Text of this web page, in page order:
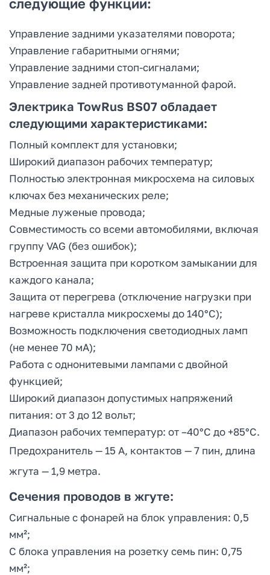
Управление задними указателями поворота;
Управление габаритными огнями;
Управление задними стоп-сигналами;
Управление задней противотуманной фарой.
Электрика TowRus BS07 обладает
следующими характеристиками:
Полный комплект для установки;
Широкий диапазон рабочих температур;
Полностью электронная микросхема на силовых
ключах без механических реле;
Медные луженые провода;
Совместимость со всеми автомобилями, включая
группу VAG (без ошибок);
Встроенная защита при коротком замыкании для
каждого канала;
Защита от перегрева (отключение нагрузки при
нагреве кристалла микросхемы до 140°C);
Возможность подключения светодиодных ламп
(не менее 70 мА);
Работа с однонитевыми лампами с двойной
функцией;
Широкий диапазон допустимых напряжений
питания: от 3 до 12 вольт;
Диапазон рабочих температур: от –40°C до +85°C.
Предохранитель — 15 А, контактов — 7 пин, длина
жгута — 1,9 метра.
Сечения проводов в жгуте:
Сигнальные с фонарей на блок управления: 0,5
мм²;
С блока управления на розетку семь пин: 0,75
мм²;